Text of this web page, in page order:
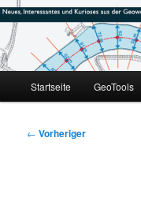
Zum
primären
Inhalt
springen
mikeE's GeoBlog
Startseite GeoTools
Beitragsnavigation
← Vorheriger